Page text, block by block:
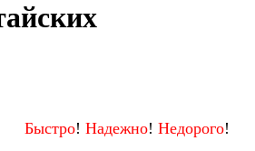
Быстро! Надежно! Недорого!